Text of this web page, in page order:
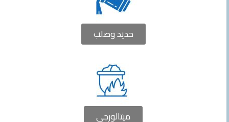
حديد وصلب
ميتالورجي